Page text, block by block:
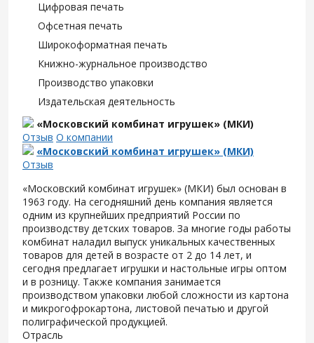
Цифровая печать
Офсетная печать
Широкоформатная печать
Книжно-журнальное производство
Производство упаковки
Издательская деятельность
«Московский комбинат игрушек» (МКИ)
Отзыв О компании
«Московский комбинат игрушек» (МКИ)
Отзыв
«Московский комбинат игрушек» (МКИ) был основан в
1963 году. На сегодняшний день компания является
одним из крупнейших предприятий России по
производству детских товаров. За многие годы работы
комбинат наладил выпуск уникальных качественных
товаров для детей в возрасте от 2 до 14 лет, и
сегодня предлагает игрушки и настольные игры оптом
и в розницу. Также компания занимается
производством упаковки любой сложности из картона
и микрогофрокартона, листовой печатью и другой
полиграфической продукцией.
Отрасль